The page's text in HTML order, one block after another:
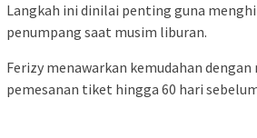
Langkah ini dinilai penting guna
penumpang saat musim liburan.
Ferizy menawarkan kemudahan
pemesanan tiket hingga 60 hari